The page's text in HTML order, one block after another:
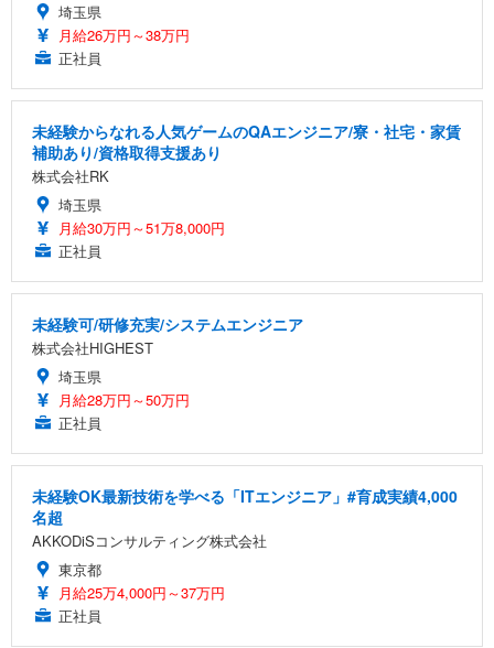
埼玉県
月給26万円～38万円
正社員
未経験からなれる人気ゲームのQAエンジニア/寮・社宅・家賃
補助あり/資格取得支援あり
株式会社RK
埼玉県
月給30万円～51万8,000円
正社員
未経験可/研修充実/システムエンジニア
株式会社HIGHEST
埼玉県
月給28万円～50万円
正社員
未経験OK最新技術を学べる「ITエンジニア」#育成実績4,000
名超
AKKODiSコンサルティング株式会社
東京都
月給25万4,000円～37万円
正社員